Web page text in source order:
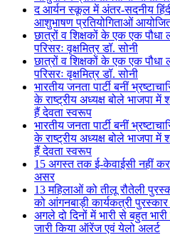
द आर्यन स्कूल में अंतर-सदनीय
आशुभाषण प्रतियोगिताओं
छात्रों व शिक्षकों के एक एक पौधा
परिसरः वृक्षमित्र डॉ. सोनी
छात्रों व शिक्षकों के एक एक पौधा
परिसरः वृक्षमित्र डॉ. सोनी
भारतीय जनता पार्टी बनीं
के राष्ट्रीय अध्यक्ष बोले भाजपा में
हैं देवता स्वरूप
भारतीय जनता पार्टी बनीं
के राष्ट्रीय अध्यक्ष बोले भाजपा में
हैं देवता स्वरूप
15 अगस्त तक ई-केवाईसी नहीं
असर
13 महिलाओं को तीलू रौतेली
को आंगनबाड़ी कार्यकत्री
अगले दो दिनों में भारी से बहुत
जारी किया ऑरेंज एवं येलो अलर्ट